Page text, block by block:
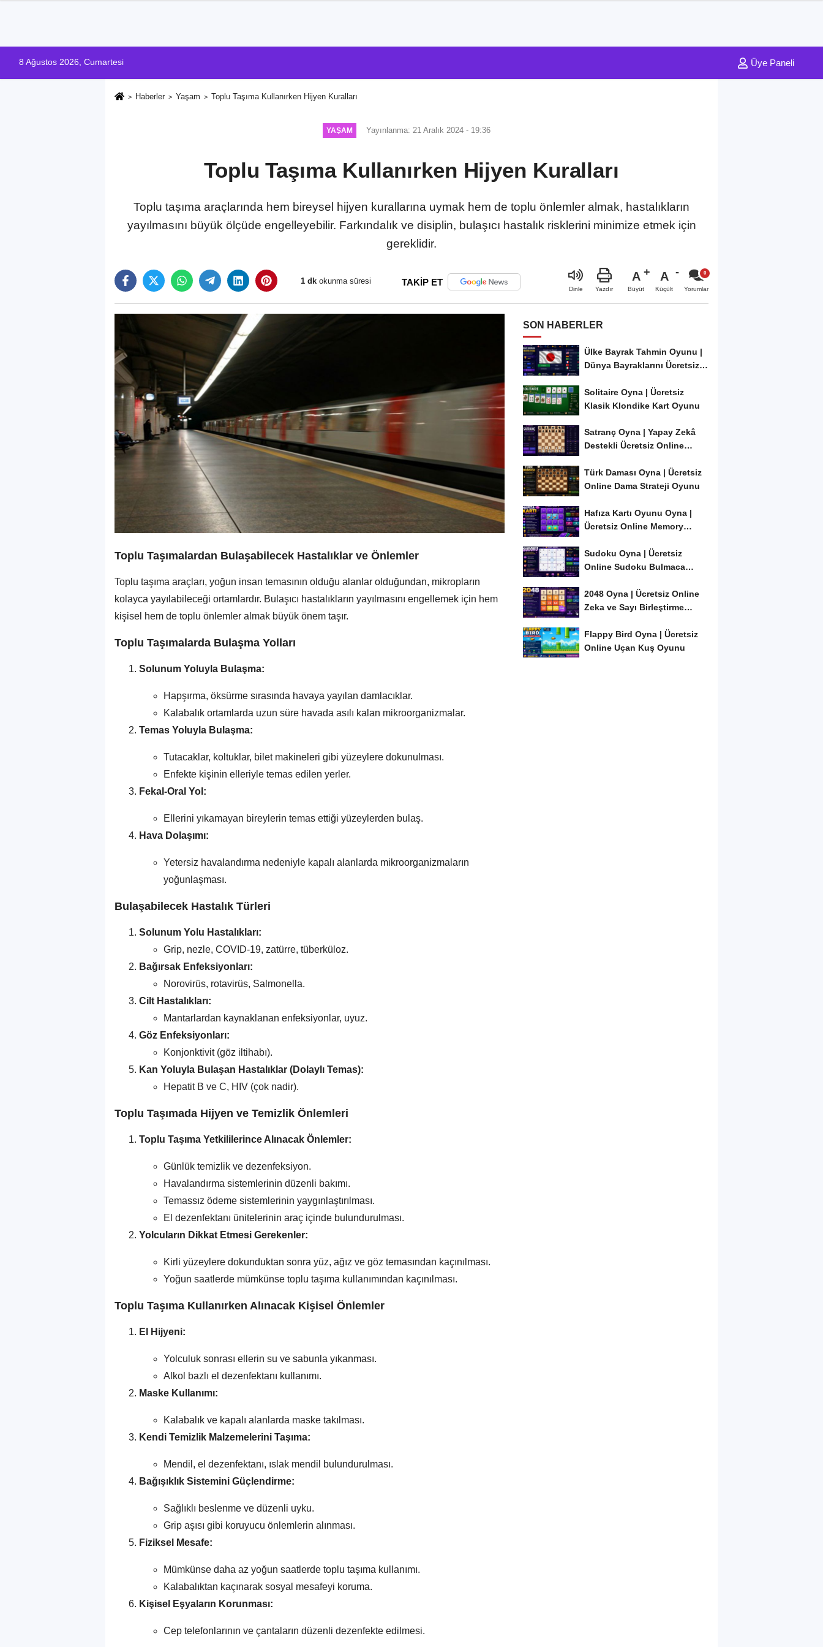
8 Ağustos 2026, Cumartesi Üye Paneli
Haberler Yaşam Toplu Taşıma Kullanırken Hijyen Kuralları
YAŞAM Yayınlanma: 21 Aralık 2024 - 19:36
Toplu Taşıma Kullanırken Hijyen Kuralları
Toplu taşıma araçlarında hem bireysel hijyen kurallarına uymak hem de toplu önlemler almak, hastalıkların
yayılmasını büyük ölçüde engelleyebilir. Farkındalık ve disiplin, bulaşıcı hastalık risklerini minimize etmek için
gereklidir.
1 dk okunma süresi TAKİP ET
Dinle Yazdır
A
Büyüt
A
Küçült Yorumlar
Toplu Taşımalardan Bulaşabilecek Hastalıklar ve Önlemler
Toplu taşıma araçları, yoğun insan temasının olduğu alanlar olduğundan, mikropların
kolayca yayılabileceği ortamlardır. Bulaşıcı hastalıkların yayılmasını engellemek için hem
kişisel hem de toplu önlemler almak büyük önem taşır.
Toplu Taşımalarda Bulaşma Yolları
Solunum Yoluyla Bulaşma:
Hapşırma, öksürme sırasında havaya yayılan damlacıklar.
Kalabalık ortamlarda uzun süre havada asılı kalan mikroorganizmalar.
Temas Yoluyla Bulaşma:
Tutacaklar, koltuklar, bilet makineleri gibi yüzeylere dokunulması.
Enfekte kişinin elleriyle temas edilen yerler.
Fekal-Oral Yol:
Ellerini yıkamayan bireylerin temas ettiği yüzeylerden bulaş.
Hava Dolaşımı:
Yetersiz havalandırma nedeniyle kapalı alanlarda mikroorganizmaların
yoğunlaşması.
Bulaşabilecek Hastalık Türleri
Solunum Yolu Hastalıkları:
Grip, nezle, COVID-19, zatürre, tüberküloz.
Bağırsak Enfeksiyonları:
Norovirüs, rotavirüs, Salmonella.
Cilt Hastalıkları:
Mantarlardan kaynaklanan enfeksiyonlar, uyuz.
Göz Enfeksiyonları:
Konjonktivit (göz iltihabı).
Kan Yoluyla Bulaşan Hastalıklar (Dolaylı Temas):
Hepatit B ve C, HIV (çok nadir).
Toplu Taşımada Hijyen ve Temizlik Önlemleri
Toplu Taşıma Yetkililerince Alınacak Önlemler:
Günlük temizlik ve dezenfeksiyon.
Havalandırma sistemlerinin düzenli bakımı.
Temassız ödeme sistemlerinin yaygınlaştırılması.
El dezenfektanı ünitelerinin araç içinde bulundurulması.
Yolcuların Dikkat Etmesi Gerekenler:
Kirli yüzeylere dokunduktan sonra yüz, ağız ve göz temasından kaçınılması.
Yoğun saatlerde mümkünse toplu taşıma kullanımından kaçınılması.
Toplu Taşıma Kullanırken Alınacak Kişisel Önlemler
El Hijyeni:
Yolculuk sonrası ellerin su ve sabunla yıkanması.
Alkol bazlı el dezenfektanı kullanımı.
Maske Kullanımı:
Kalabalık ve kapalı alanlarda maske takılması.
Kendi Temizlik Malzemelerini Taşıma:
Mendil, el dezenfektanı, ıslak mendil bulundurulması.
Bağışıklık Sistemini Güçlendirme:
Sağlıklı beslenme ve düzenli uyku.
Grip aşısı gibi koruyucu önlemlerin alınması.
Fiziksel Mesafe:
Mümkünse daha az yoğun saatlerde toplu taşıma kullanımı.
Kalabalıktan kaçınarak sosyal mesafeyi koruma.
Kişisel Eşyaların Korunması:
Cep telefonlarının ve çantaların düzenli dezenfekte edilmesi.
SON HABERLER
Ülke Bayrak Tahmin Oyunu |
Dünya Bayraklarını Ücretsiz
Solitaire Oyna | Ücretsiz
Klasik Klondike Kart Oyunu
Satranç Oyna | Yapay Zekâ
Destekli Ücretsiz Online
Türk Daması Oyna | Ücretsiz
Online Dama Strateji Oyunu
Hafıza Kartı Oyunu Oyna |
Ücretsiz Online Memory
Sudoku Oyna | Ücretsiz
Online Sudoku Bulmaca
2048 Oyna | Ücretsiz Online
Zeka ve Sayı Birleştirme
Flappy Bird Oyna | Ücretsiz
Online Uçan Kuş Oyunu